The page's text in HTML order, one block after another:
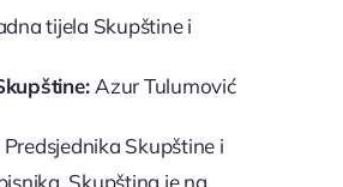
tijela Skupštine i
Azur Tulumović
Skupštine i
Skupština je na